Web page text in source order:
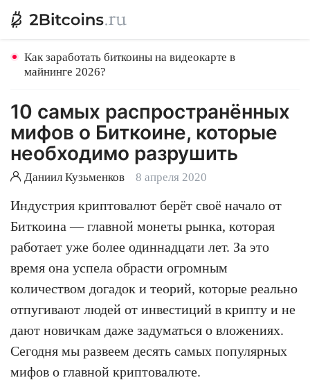
Как заработать биткоины на видеокарте в
майнинге 2026?
10 самых распространённых
мифов о Биткоине, которые
необходимо разрушить
Даниил Кузьменков 8 апреля 2020
Индустрия криптовалют берёт своё начало от
Биткоина — главной монеты рынка, которая
работает уже более одиннадцати лет. За это
время она успела обрасти огромным
количеством догадок и теорий, которые реально
отпугивают людей от инвестиций в крипту и не
дают новичкам даже задуматься о вложениях.
Сегодня мы развеем десять самых популярных
мифов о главной криптовалюте.